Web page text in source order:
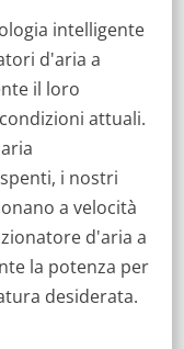
intelligente
d'aria a
il loro
attuali.
i nostri
a velocità
d'aria a
la potenza per
desiderata.